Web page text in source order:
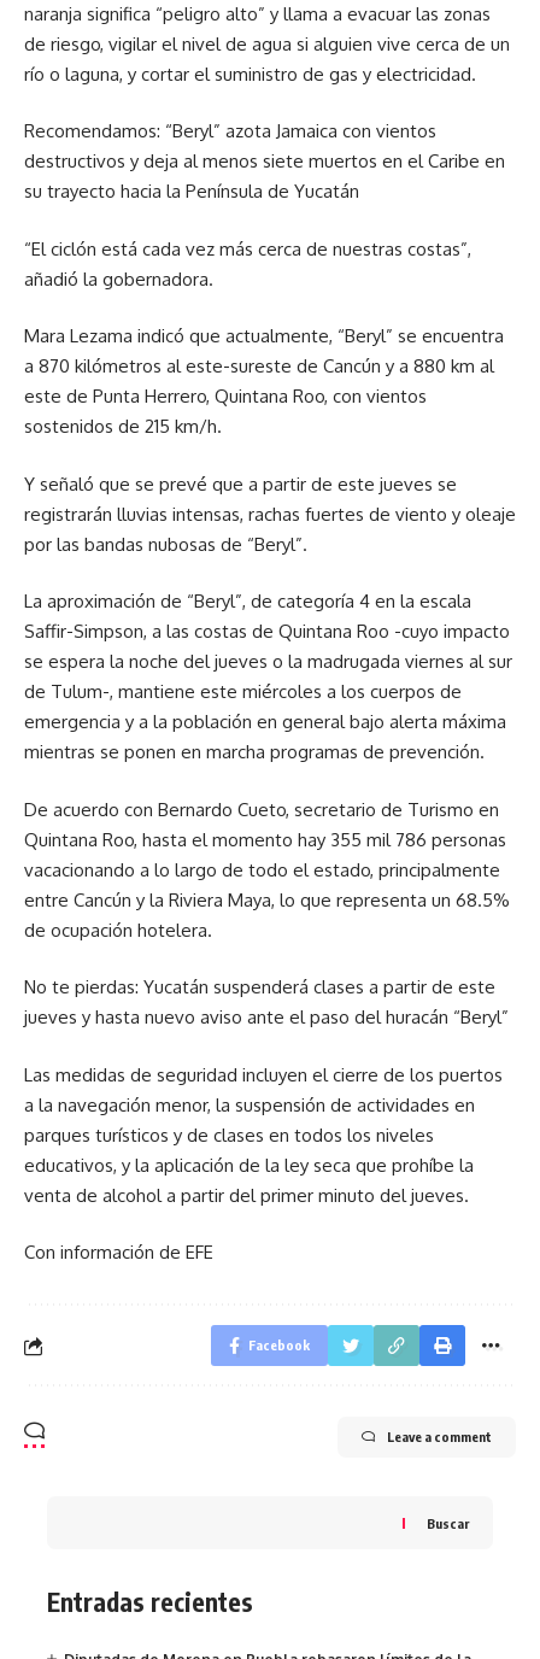
naranja significa “peligro alto” y llama a evacuar las zonas
de riesgo, vigilar el nivel de agua si alguien vive cerca de un
río o laguna, y cortar el suministro de gas y electricidad.
Recomendamos: “Beryl” azota Jamaica con vientos
destructivos y deja al menos siete muertos en el Caribe en
su trayecto hacia la Península de Yucatán
“El ciclón está cada vez más cerca de nuestras costas”,
añadió la gobernadora.
Mara Lezama indicó que actualmente, “Beryl” se encuentra
a 870 kilómetros al este-sureste de Cancún y a 880 km al
este de Punta Herrero, Quintana Roo, con vientos
sostenidos de 215 km/h.
Y señaló que se prevé que a partir de este jueves se
registrarán lluvias intensas, rachas fuertes de viento y oleaje
por las bandas nubosas de “Beryl”.
La aproximación de “Beryl”, de categoría 4 en la escala
Saffir-Simpson, a las costas de Quintana Roo -cuyo impacto
se espera la noche del jueves o la madrugada viernes al sur
de Tulum-, mantiene este miércoles a los cuerpos de
emergencia y a la población en general bajo alerta máxima
mientras se ponen en marcha programas de prevención.
De acuerdo con Bernardo Cueto, secretario de Turismo en
Quintana Roo, hasta el momento hay 355 mil 786 personas
vacacionando a lo largo de todo el estado, principalmente
entre Cancún y la Riviera Maya, lo que representa un 68.5%
de ocupación hotelera.
No te pierdas: Yucatán suspenderá clases a partir de este
jueves y hasta nuevo aviso ante el paso del huracán “Beryl”
Las medidas de seguridad incluyen el cierre de los puertos
a la navegación menor, la suspensión de actividades en
parques turísticos y de clases en todos los niveles
educativos, y la aplicación de la ley seca que prohíbe la
venta de alcohol a partir del primer minuto del jueves.
Con información de EFE
Facebook
Leave a comment
Buscar
Entradas recientes